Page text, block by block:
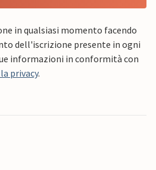
in qualsiasi momento facendo
dell'iscrizione presente in ogni
informazioni in conformità con
privacy.